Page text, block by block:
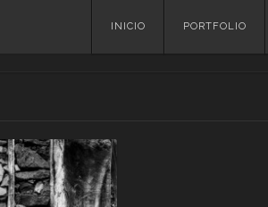
Skip
INICIO PORTFOLIO